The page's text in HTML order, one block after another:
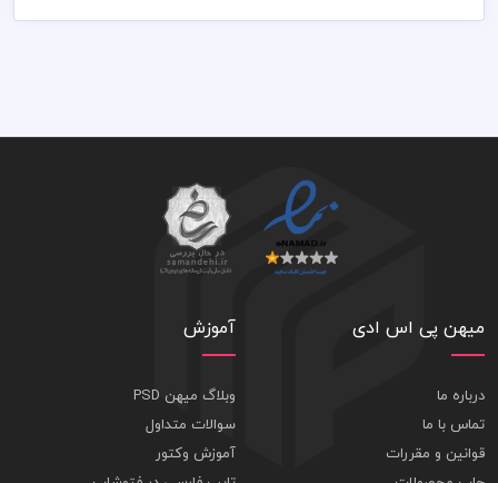
میهن پی اس ادی
درباره ما
تماس با ما
قوانین و مقررات
آموزش
وبلاگ میهن PSD
سوالات متداول
آموزش وکتور